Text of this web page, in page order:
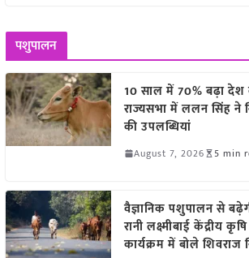
पशुपालन
10 साल में 70% बढ़ा देश
राज्यसभा में ललन सिंह ने
की उपलब्धियां
August 7, 2026 5 min
वैज्ञानिक पशुपालन से
रानी लक्ष्मीबाई केंद्रीय
कार्यक्रम में बोले शिवराज